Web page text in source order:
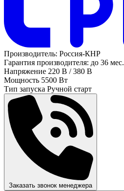
Производитель: Россия-КНР
Гарантия производителя: до 36 мес.
Напряжение 220 В / 380 В
Мощность 5500 Вт
Тип запуска Ручной старт
Заказать звонок менеджера